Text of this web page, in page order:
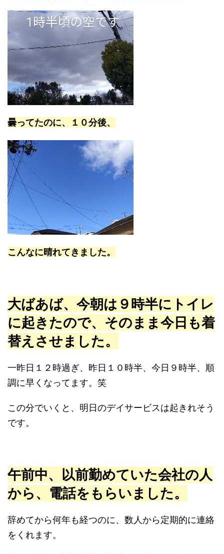
曇ってたのに、１０分後、
こんなに晴れてきました。
大ばあば、今朝は９時半にトイレ
に起きたので、そのまま今日も着
替えさせました。
一昨日１２時過ぎ、昨日１０時半、今日９時半、順
調に早くなってます。笑
この分でいくと、明日のデイサービスは起きれそう
です。
午前中、以前勤めていた会社の人
から、電話をもらいました。
辞めてから何年も経つのに、数人から定期的に連絡
をくれます。